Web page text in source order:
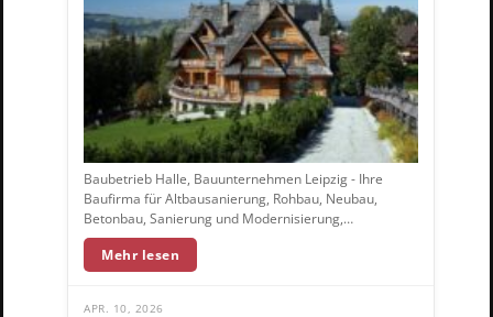
Baubetrieb Halle, Bauunternehmen Leipzig - Ihre
Baufirma für Altbausanierung, Rohbau, Neubau,
Betonbau, Sanierung und Modernisierung,…
Mehr lesen
APR. 10, 2026